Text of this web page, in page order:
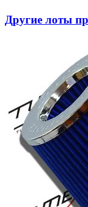
Другие лоты